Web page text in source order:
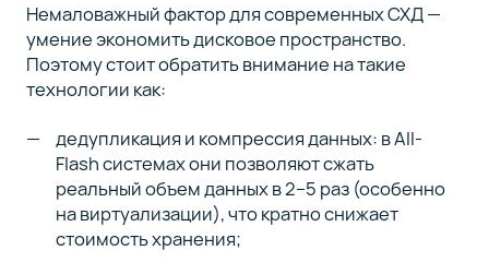
Немаловажный фактор для современных СХД —
умение экономить дисковое пространство.
Поэтому стоит обратить внимание на такие
технологии как:
дедупликация и компрессия данных: в All-
Flash системах они позволяют сжать
реальный объем данных в 2–5 раз (особенно
на виртуализации), что кратно снижает
стоимость хранения;